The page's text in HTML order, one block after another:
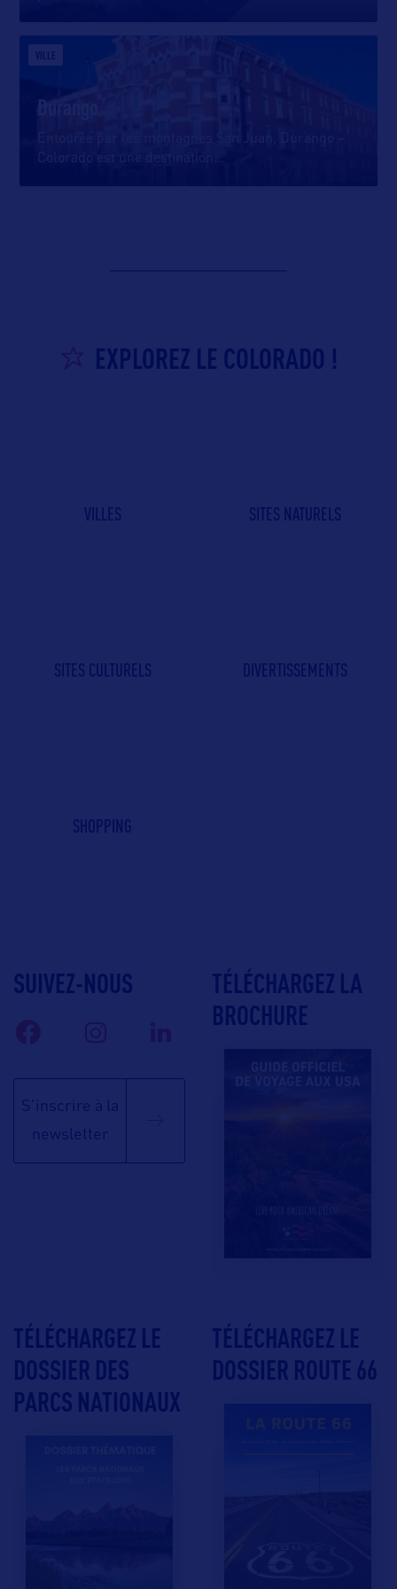
VILLE
Durango
Colorado est une destination
EXPLOREZ LE COLORADO !
VILLES SITES NATURELS
SITES CULTURELS DIVERTISSEMENTS
SHOPPING
SUIVEZ-NOUS
S'inscrire à la
newsletter
TÉLÉCHARGEZ LA
BROCHURE
TÉLÉCHARGEZ LE
DOSSIER DES
PARCS NATIONAUX
TÉLÉCHARGEZ LE
DOSSIER ROUTE 66